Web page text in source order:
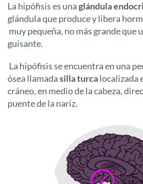
La hipófisis es unaglándula
glándula que produce y libera
muy pequeña, no más grande que
guisante.
La hipófisis se encuentra en una
ósea llamadasilla turcalocalizada
cráneo, en medio de la cabeza,
puente de la nariz.